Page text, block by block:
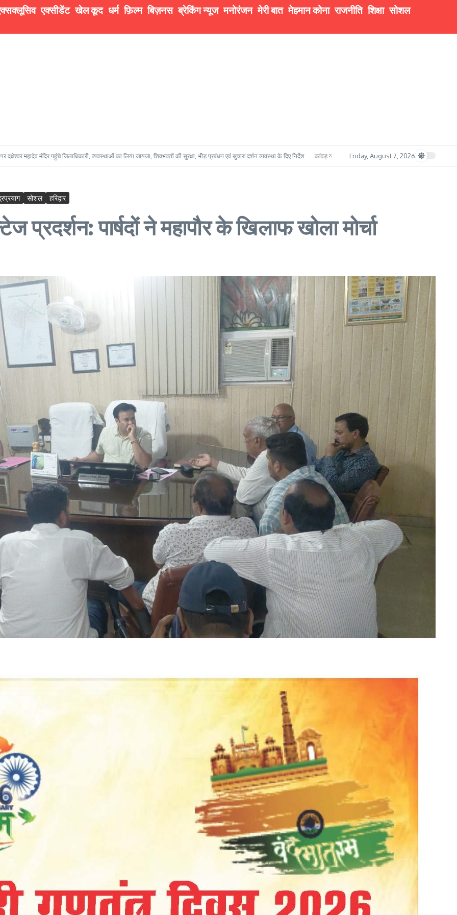
एक्सीडेंट खेल कूद धर्म फ़िल्म बिज़नस ब्रेकिंग न्यूज मनोरंजन मेरी बात मेहमान कोना राजनीति शिक्षा सोशल
मंदिर पहुंचे जिलाधिकारी, व्यवस्थाओं का लिया जायजा, शिवभक्तों की सुरक्षा, भीड़ प्रबंधन एवं सुचारु दर्शन व्यवस्था के दिए निर्देश कांवड़ यात्रा में सुरक्षा का मजबूत प्रहरी बना बी.ई.जी. रुड़की, सेना के गोताखोर
Friday, August 7, 2026
सोशल हरिद्वार
प्रदर्शन: पार्षदों ने महापौर के खिलाफ खोला मोर्चा